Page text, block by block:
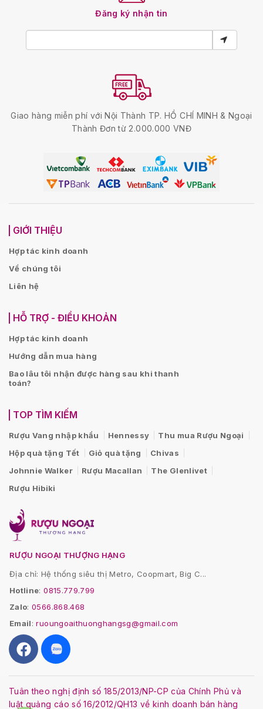
Đăng ký nhận tin
Giao hàng miễn phí với Nội Thành TP. HỒ CHÍ MINH & Ngoại
Thành Đơn từ 2.000.000 VNĐ
GIỚI THIỆU
Hợp tác kinh doanh
Về chúng tôi
Liên hệ
HỖ TRỢ - ĐIỀU KHOẢN
Hợp tác kinh doanh
Hướng dẫn mua hàng
Bao lâu tôi nhận được hàng sau khi thanh
toán?
TOP TÌM KIẾM
Rượu Vang nhập khẩu Hennessy
Thu mua Rượu Ngoại
Hộp quà tặng Tết
Giỏ quà tặng
Chivas
Johnnie Walker
Rượu Macallan
The Glenlivet
Rượu Hibiki
RƯỢU NGOẠI THƯỢNG HẠNG
Địa chỉ: Hệ thống siêu thị Metro, Coopmart, Big C...
Hotline:0815.779.799
Zalo:0566.868.468
Email:ruoungoaithuonghangsg@gmail.com
Tuân theo nghị định số 185/2013/NP-CP của Chính Phủ và
luật quảng cáo số 16/2012/QH13 về kinh doanh bán hàng